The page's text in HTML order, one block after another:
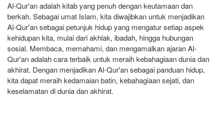
Al-Qur'an adalah kitab yang penuh dengan keutamaan dan
berkah. Sebagai umat Islam, kita diwajibkan untuk menjadikan
Al-Qur'an sebagai petunjuk hidup yang mengatur setiap aspek
kehidupan kita, mulai dari akhlak, ibadah, hingga hubungan
sosial. Membaca, memahami, dan mengamalkan ajaran Al-
Qur'an adalah cara terbaik untuk meraih kebahagiaan dunia dan
akhirat. Dengan menjadikan Al-Qur'an sebagai panduan hidup,
kita dapat meraih kedamaian batin, kebahagiaan sejati, dan
keselamatan di dunia dan akhirat.